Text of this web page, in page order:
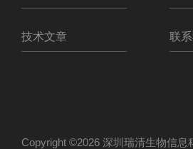
技术文章 联
Copyright ©2026 深圳瑞清生物信